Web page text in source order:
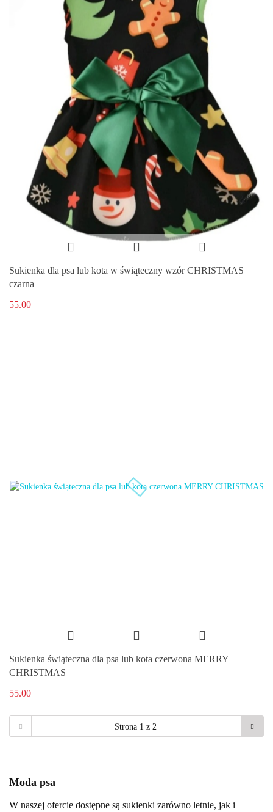
Sukienka dla psa lub kota w świąteczny wzór CHRISTMAS
czarna
55.00
Sukienka świąteczna dla psa lub kota czerwona MERRY
CHRISTMAS
55.00
Moda psa
W naszej ofercie dostępne są sukienki zarówno letnie, jak i